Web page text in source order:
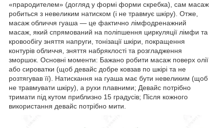
«прародителем» (догляд у формі форми скребка), сам масаж
робиться з невеликим натиском (і не травмує шкіру). Отже,
масаж обличчя гуаша — це фактично лімфодренажний
масаж, який спрямований на поліпшення циркуляції лімфи та
кровообігу зняття напруги, тонізації шкіри, покращення
контурів обличчя, зняття набряклості та розгладження
зморшок. Основні моменти: Бажано робити масаж поверх олії
або сироватки (щоб девайс добре ковзав по шкірі та не
розтягував її). Натискання на гуаша має бути невеликим (щоб
не травмувати шкіру), а рухи плавними; Девайс потрібно
тримати під кутом приблизно 15 градусів; Після кожного
використання девайс потрібно мити.